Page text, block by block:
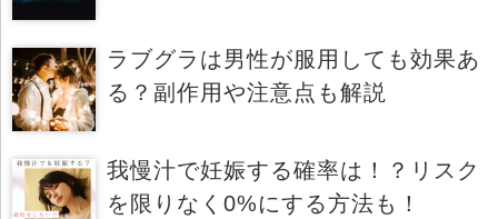
ラブグラは男性が服用しても効果あ
る？副作用や注意点も解説
我慢汁で妊娠する確率は！？リスク
を限りなく0%にする方法も！